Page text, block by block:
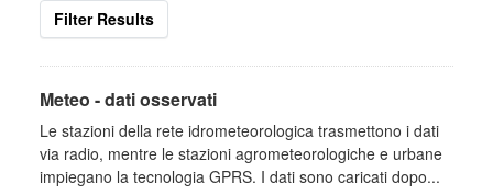
Filter Results
Meteo - dati osservati
Le stazioni della rete idrometeorologica trasmettono i dati
via radio, mentre le stazioni agrometeorologiche e urbane
impiegano la tecnologia GPRS. I dati sono caricati dopo...